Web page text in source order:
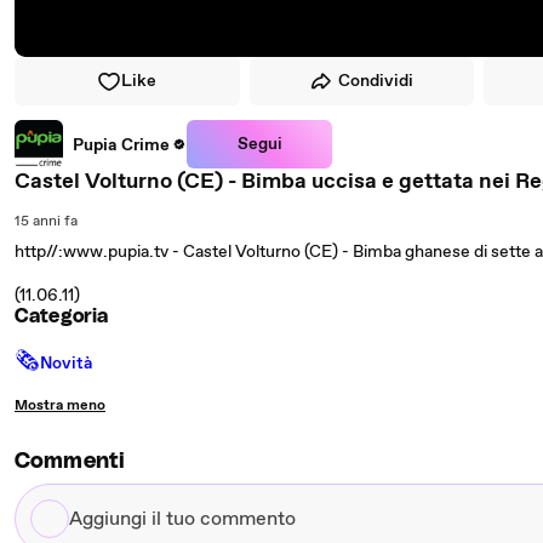
Like Condividi
Pupia Crime Segui
Castel Volturno (CE) - Bimba uccisa e gettata nei
15 anni fa
http//:www.pupia.tv - Castel Volturno (CE) - Bimba ghanese di sette
(11.06.11)
Categoria
🗞Novità
Mostra meno
Commenti
Aggiungi